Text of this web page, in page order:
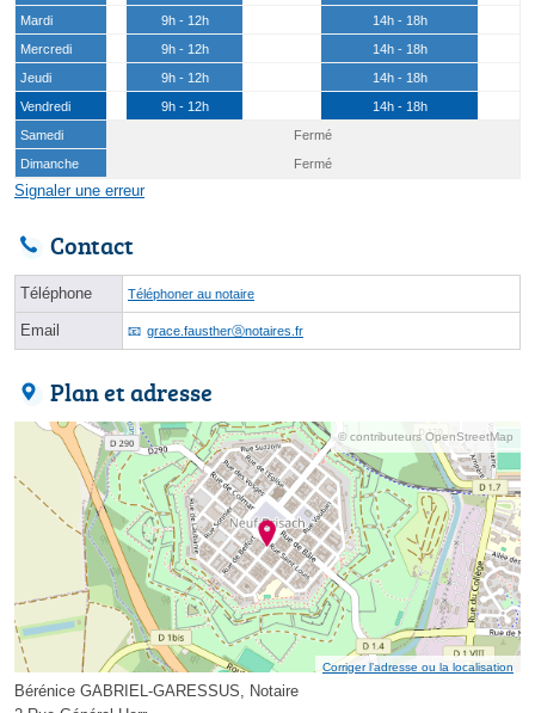
Mardi
9h - 12h
14h - 18h
Mercredi
9h - 12h
14h - 18h
Jeudi
9h - 12h
14h - 18h
Vendredi
9h - 12h
14h - 18h
Samedi
Fermé
Dimanche
Fermé
Signaler une erreur
Contact
Téléphone Téléphoner au notaire
Email grace.faustherⓐnotaires.fr
Plan et adresse
© contributeurs OpenStreetMap
Corriger l’adresse ou la localisation
Bérénice GABRIEL-GARESSUS, Notaire